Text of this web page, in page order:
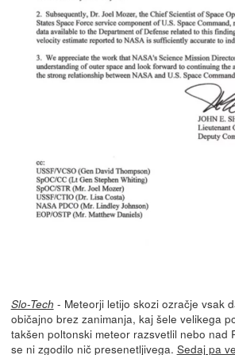
Slo-Tech - Meteorji letijo skozi ozračje vsak
običajno brez zanimanja, kaj šele velikega
takšen poltonski meteor razsvetlil nebo nad
se ni zgodilo nič presenetljivega. Sedaj pa